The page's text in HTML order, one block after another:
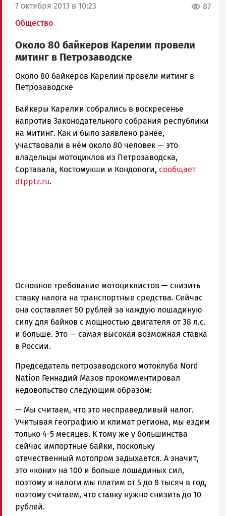
7 октября 2013 в 10:23
Общество
87
Около 80 байкеров Карелии провели
митинг в Петрозаводске
admintimur
Новости
и
Карелии
|
Петрозаводск
ГОВОРИТ
Около 80 байкеров Карелии провели митинг в
Петрозаводске
Байкеры Карелии собрались в воскресенье
напротив Законодательного собрания республики
на митинг. Как и было заявлено ранее,
участвовали в нём около 80 человек — это
владельцы мотоциклов из Петрозаводска,
Сортавала, Костомукши и Кондопоги, сообщает
dtpptz.ru.
Основное требование мотоциклистов — снизить
ставку налога на транспортные средства. Сейчас
она составляет 50 рублей за каждую лошадиную
силу для байков с мощностью двигателя от 38 л.с.
и больше. Это — самая высокая возможная ставка
в России.
Председатель петрозаводского мотоклуба Nord
Nation Геннадий Мазов прокомментировал
недовольство следующим образом:
— Мы считаем, что это несправедливый налог.
Учитывая географию и климат региона, мы ездим
только 4-5 месяцев. К тому же у большинства
сейчас импортные байки, поскольку
отечественный мотопром задыхается. А значит,
это «кони» на 100 и больше лошадиных сил,
поэтому и налоги мы платим от 5 до 8 тысяч в год,
поэтому считаем, что ставку нужно снизить до 10
рублей.